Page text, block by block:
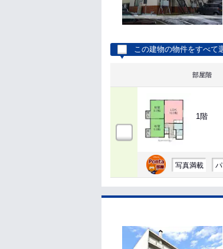
この建物の物件をすべて
部屋階
1階
写真満載